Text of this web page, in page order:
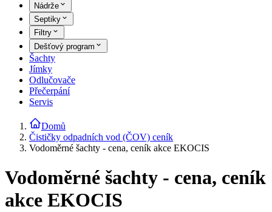
Nádrže
Septiky
Filtry
Dešťový program
Šachty
Jímky
Odlučovače
Přečerpání
Servis
Domů
Čističky odpadních vod (ČOV) ceník
Vodoměrné šachty - cena, ceník akce EKOCIS
Vodoměrné šachty - cena, ceník
akce EKOCIS